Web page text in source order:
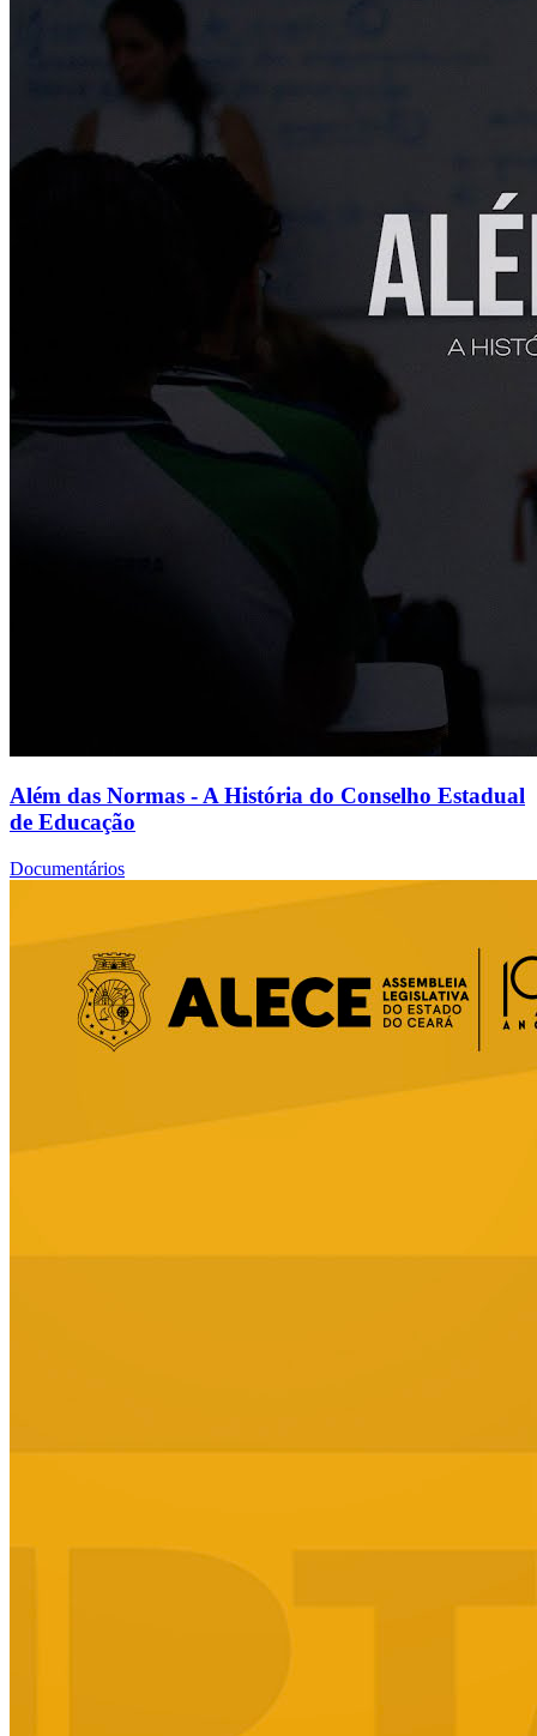
Além das Normas - A História do Conselho Estadual
de Educação
Documentários